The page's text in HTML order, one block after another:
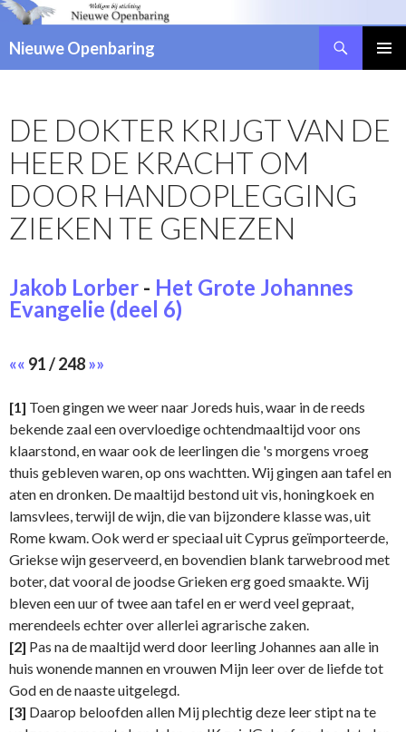
Nieuwe Openbaring
SPRINGEN
DE DOKTER KRIJGT VAN DE
HEER DE KRACHT OM
DOOR HANDOPLEGGING
ZIEKEN TE GENEZEN
Jakob Lorber - Het Grote Johannes
Evangelie (deel 6)
«« 91 / 248»»
[1] Toen gingen we weer naar Joreds huis, waar in de reeds
bekende zaal een overvloedige ochtendmaaltijd voor ons
klaarstond, en waar ook de leerlingen die 's morgens vroeg
thuis gebleven waren, op ons wachtten. Wij gingen aan tafel en
aten en dronken. De maaltijd bestond uit vis, honingkoek en
lamsvlees, terwijl de wijn, die van bijzondere klasse was, uit
Rome kwam. Ook werd er speciaal uit Cyprus geïmporteerde,
Griekse wijn geserveerd, en bovendien blank tarwebrood met
boter, dat vooral de joodse Grieken erg goed smaakte. Wij
bleven een uur of twee aan tafel en er werd veel gepraat,
merendeels echter over allerlei agrarische zaken.
[2] Pas na de maaltijd werd door leerling Johannes aan alle in
huis wonende mannen en vrouwen Mijn leer over de liefde tot
God en de naaste uitgelegd.
[3] Daarop beloofden allen Mij plechtig deze leer stipt na te